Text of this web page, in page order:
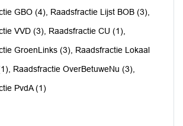
GBO (4), Raadsfractie Lijst BOB (3),
VVD (3), Raadsfractie CU (1),
GroenLinks (3), Raadsfractie Lokaal
Raadsfractie OverBetuweNu (3),
PvdA (1)